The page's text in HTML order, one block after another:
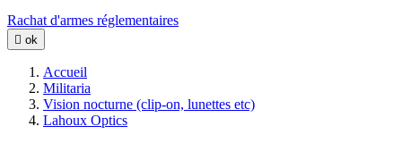
Rachat d'armes réglementaires
 ok
Accueil
Militaria
Vision nocturne (clip-on, lunettes etc)
Lahoux Optics